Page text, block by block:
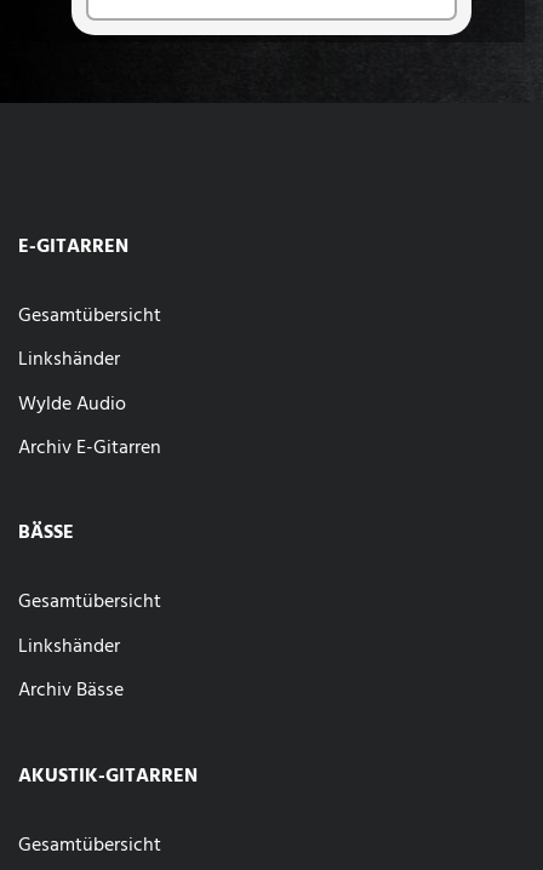
E-GITARREN
Gesamtübersicht
Linkshänder
Wylde Audio
Archiv E-Gitarren
BÄSSE
Gesamtübersicht
Linkshänder
Archiv Bässe
AKUSTIK-GITARREN
Gesamtübersicht